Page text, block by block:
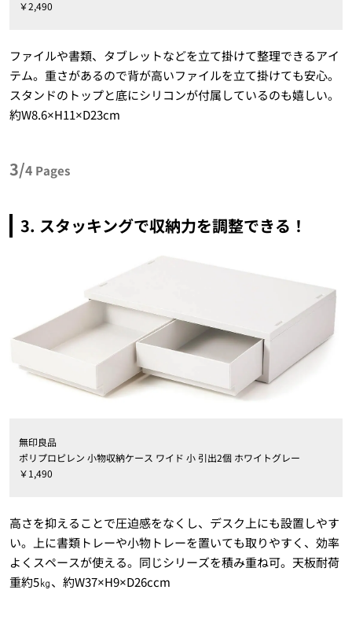
￥2,490
ファイルや書類、タブレットなどを立て掛けて整理できるアイ
テム。重さがあるので背が高いファイルを立て掛けても安心。
スタンドのトップと底にシリコンが付属しているのも嬉しい。
約W8.6×H11×D23cm
3/4 Pages
3. スタッキングで収納力を調整できる！
無印良品
ポリプロピレン 小物収納ケース ワイド 小 引出2個 ホワイトグレー
￥1,490
高さを抑えることで圧迫感をなくし、デスク上にも設置しやす
い。上に書類トレーや小物トレーを置いても取りやすく、効率
よくスペースが使える。同じシリーズを積み重ね可。天板耐荷
重約5㎏、約W37×H9×D26ccm